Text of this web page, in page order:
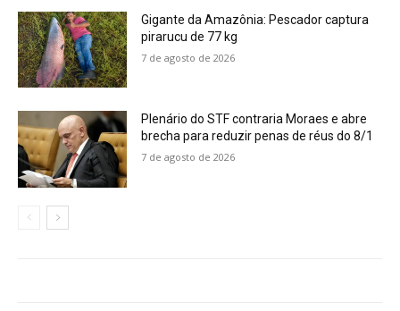
Gigante da Amazônia: Pescador captura
pirarucu de 77 kg
7 de agosto de 2026
Plenário do STF contraria Moraes e abre
brecha para reduzir penas de réus do 8/1
7 de agosto de 2026